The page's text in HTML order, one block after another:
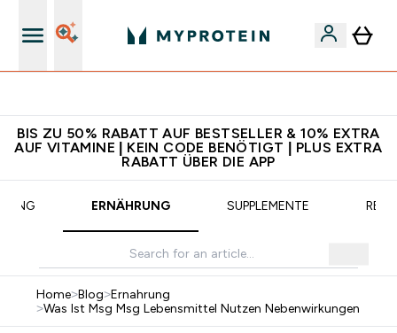
BIS ZU 50% RABATT AUF BESTSELLER & 10% EXTRA
AUF VITAMINE | KEIN CODE BENÖTIGT | PLUS EXTRA
RABATT ÜBER DIE APP
ERNÄHRUNG SUPPLEMENTE
Home>Blog>Ernahrung
>Was Ist Msg Msg Lebensmittel Nutzen Nebenwirkungen